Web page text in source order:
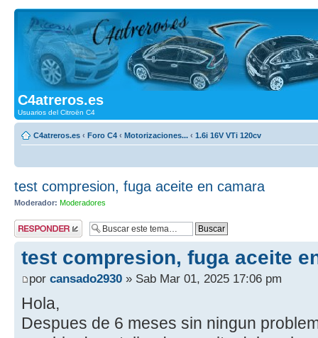
C4atreros.es
Usuarios del Citroën C4
C4atreros.es ‹ Foro C4 ‹ Motorizaciones... ‹ 1.6i 16V VTi 120cv
test compresion, fuga aceite en camara
Moderador: Moderadores
Publicar una
respuesta
test compresion, fuga aceite
por cansado2930 » Sab Mar 01, 2025 17:06 pm
Hola,
Despues de 6 meses sin ningun